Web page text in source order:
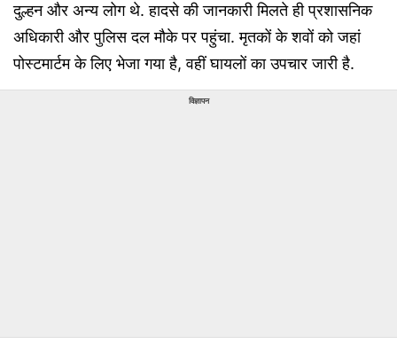
दुल्हन और अन्य लोग थे. हादसे की जानकारी मिलते ही प्रशासनिक
अधिकारी और पुलिस दल मौके पर पहुंचा. मृतकों के शवों को जहां
पोस्टमार्टम के लिए भेजा गया है, वहीं घायलों का उपचार जारी है.
विज्ञापन